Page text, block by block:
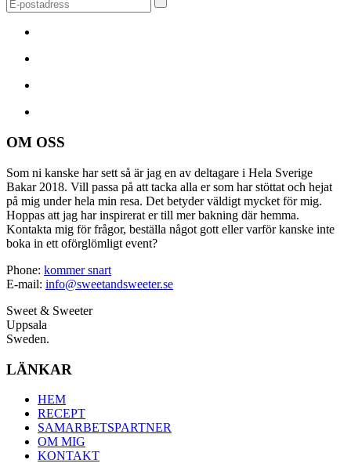
OM OSS
Som ni kanske har sett så är jag en av deltagare i Hela Sverige
Bakar 2018. Vill passa på att tacka alla er som har stöttat och hejat
på mig under hela min resa. Det betyder väldigt mycket för mig.
Hoppas att jag har inspirerat er till mer bakning där hemma.
Kontakta mig för frågor, beställa något gott eller varför kanske inte
boka in ett oförglömligt event?
Phone: kommer snart
E-mail: info@sweetandsweeter.se
Sweet & Sweeter
Uppsala
Sweden.
LÄNKAR
HEM
RECEPT
SAMARBETSPARTNER
OM MIG
KONTAKT